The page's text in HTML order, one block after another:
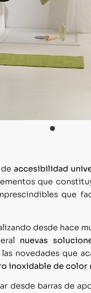
deaccesibilidad
que
que
desde hace
nuevas
novedades que
inoxidable de color
desde barras de